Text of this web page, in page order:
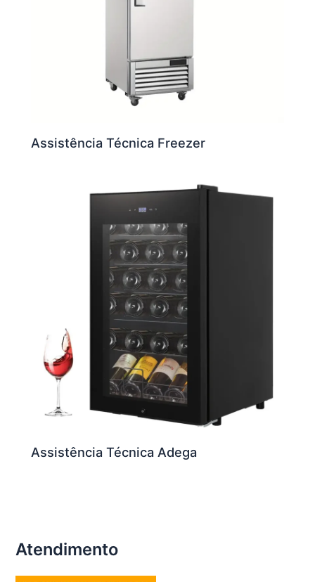
Assistência Técnica Freezer
Assistência Técnica Adega
Atendimento